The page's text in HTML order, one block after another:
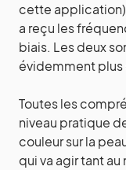
cette application)
a reçu les
biais. Les deux
évidemment
Toutes les
niveau pratique
couleur sur la
qui va agir tant